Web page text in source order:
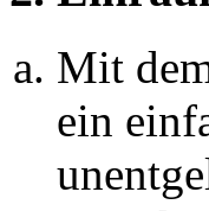
Mit
ein